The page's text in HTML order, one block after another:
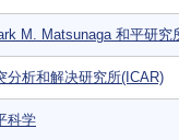
M. Matsunaga 和平研究
分析和解决研究所(ICAR)
科学